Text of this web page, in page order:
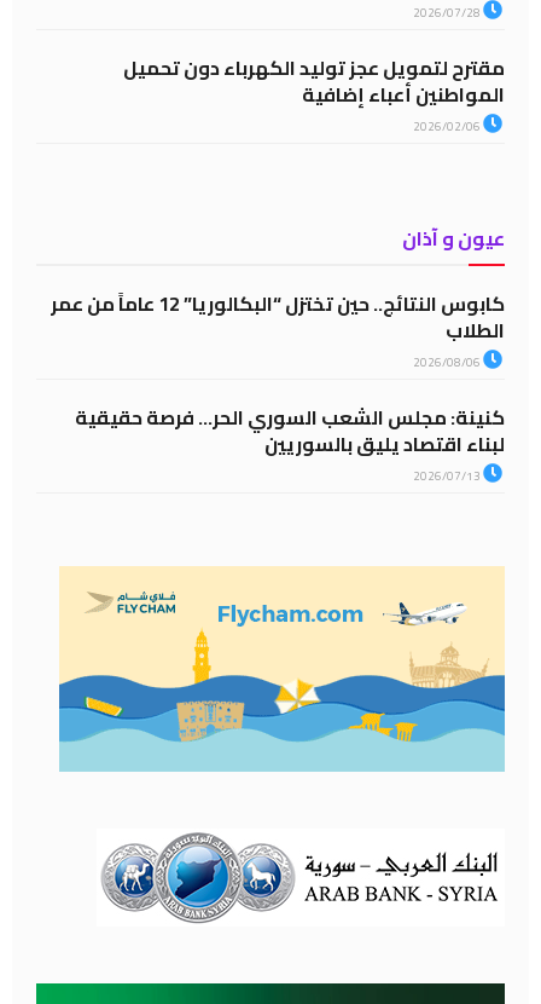
مقترح لتمويل عجز توليد الكهرباء دون تحميل
المواطنين أعباء إضافية
عيون و آذان
كابوس النتائج.. حين تختزل “البكالوريا” 12 عاماً من عمر
الطلاب
كنينة: مجلس الشعب السوري الحر… فرصة حقيقية
لبناء اقتصاد يليق بالسوريين